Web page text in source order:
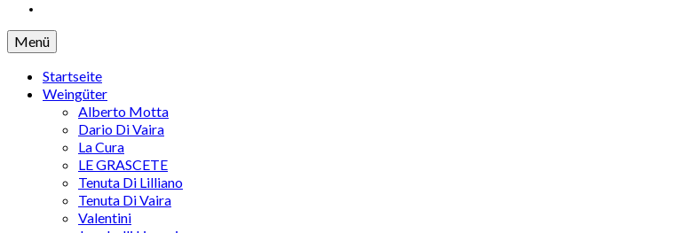
Menü
Startseite
Weingüter
Alberto Motta
Dario Di Vaira
La Cura
LE GRASCETE
Tenuta Di Lilliano
Tenuta Di Vaira
Valentini